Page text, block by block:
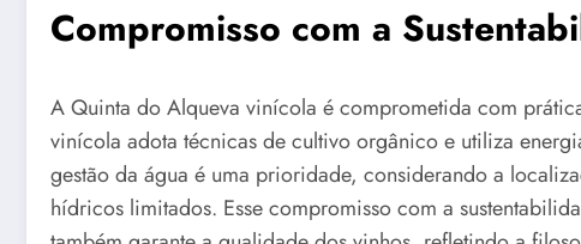
Compromisso com a
A Quinta do Alqueva vinícola é comprometida com
vinícola adota técnicas de cultivo orgânico e utiliza
gestão da água é uma prioridade, considerando a
hídricos limitados. Esse compromisso com a